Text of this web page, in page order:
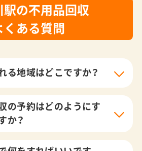
の不用品回収
くある質問
る地域はどこですか？
の予約はどのようにす
か？